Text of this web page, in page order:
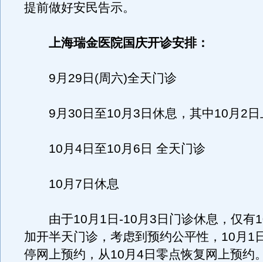
提前做好安民告示。
上海瑞金医院国庆开诊安排：
9月29日(周六)全天门诊
9月30日至10月3日休息，其中10月2日
10月4日至10月6日 全天门诊
10月7日休息
由于10月1日-10月3日门诊休息，仅有
加开半天门诊，考虑到预约公平性，10月1
停网上预约，从10月4日零点恢复网上预约